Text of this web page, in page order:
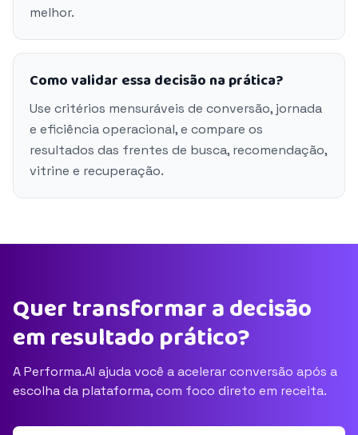
melhor.
Como validar essa decisão na prática?
Use critérios mensuráveis de conversão, jornada
e eficiência operacional, e compare os
resultados das frentes de busca, recomendação,
vitrine e recuperação.
Quer transformar a decisão
em resultado prático?
A Performa.AI ajuda você a acelerar conversão após a
escolha da plataforma, com foco direto em receita.